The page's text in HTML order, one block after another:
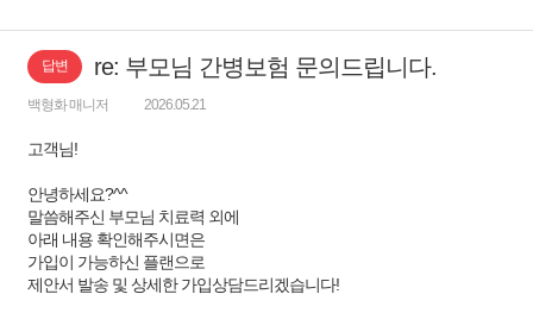
답변 re: 부모님 간병보험 문의드립니다.
백형화 매니저 2026.05.21
고객님!
안녕하세요?^^
말씀해주신 부모님 치료력 외에
아래 내용 확인해주시면은
가입이 가능하신 플랜으로
제안서 발송 및 상세한 가입상담드리겠습니다!